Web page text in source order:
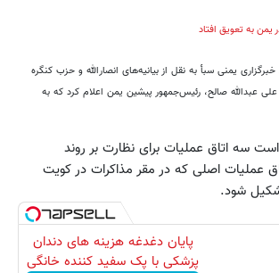
به تعویق افتاد
یمنی سبأ به نقل از بیانیه‌های انصارالله و حزب کنگره
عبدالله صالح، رئیس‌جمهور پیشین یمن اعلام کرد که به
است سه اتاق عملیات برای نظارت بر روند
عملیات اصلی که در مقر مذاکرات در کویت
شود.
پایان دغدغه هزینه های دندان
پزشکی با پک سفید کننده خانگی